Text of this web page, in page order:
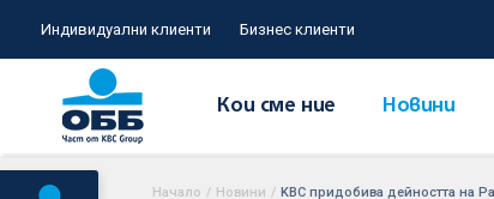
Индивидуални клиенти Бизнес клиенти
Кои сме ние Новини
Начало / Новини / KBC придобива дейността на